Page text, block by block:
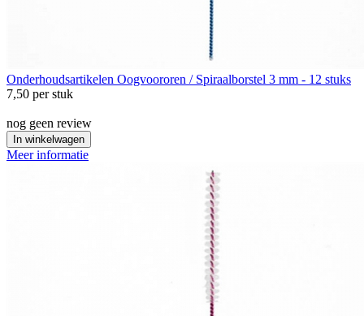
Onderhoudsartikelen Oogvoororen / Spiraalborstel 3 mm - 12 stuks
7,50 per stuk
nog geen review
In winkelwagen
Meer informatie